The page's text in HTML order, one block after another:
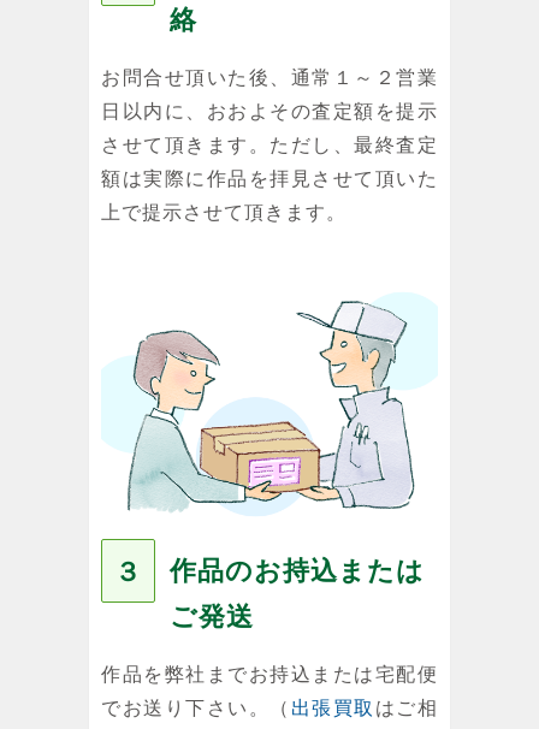
絡
お問合せ頂いた後、通常１～２営業
日以内に、おおよその査定額を提示
させて頂きます。ただし、最終査定
額は実際に作品を拝見させて頂いた
上で提示させて頂きます。
３
作品のお持込または
ご発送
作品を弊社までお持込または宅配便
でお送り下さい。（ 出張買取 はご相